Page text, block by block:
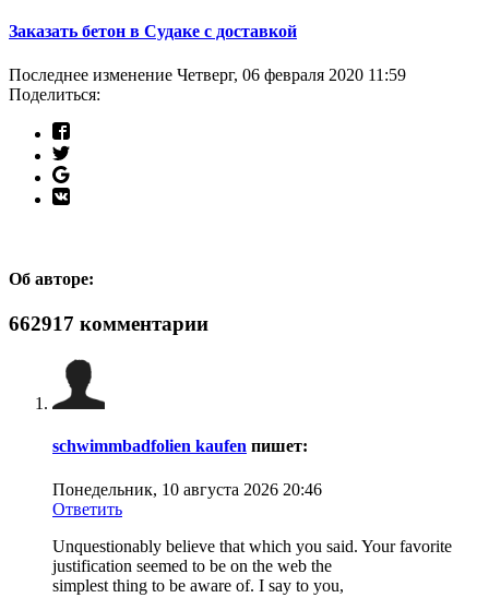
Заказать бетон в Судаке с доставкой
Последнее изменение Четверг, 06 февраля 2020 11:59
Поделиться:
Об авторе:
662917 комментарии
schwimmbadfolien kaufen пишет:
Понедельник, 10 августа 2026 20:46
Ответить
Unquestionably believe that which you said. Your favorite
justification seemed to be on the web the
simplest thing to be aware of. I say to you,